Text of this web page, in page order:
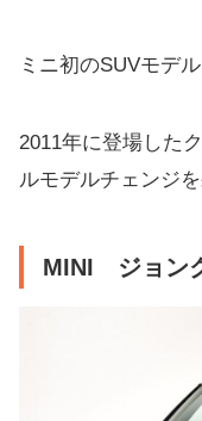
ミニ初のSUVモデ
2011年に登場した
ルモデルチェンジ
MINI ジョン